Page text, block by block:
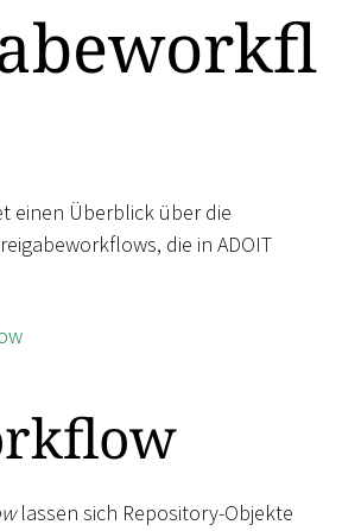
einen Überblick über die
die in ADOIT
lassen sich Repository-Objekte